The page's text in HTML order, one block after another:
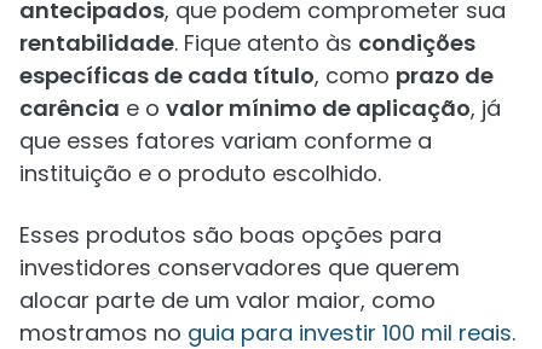
antecipados, que podem comprometer sua
rentabilidade. Fique atento às condições
específicas de cada título, como prazo de
carência e o valor mínimo de aplicação, já
que esses fatores variam conforme a
instituição e o produto escolhido.
Esses produtos são boas opções para
investidores conservadores que querem
alocar parte de um valor maior, como
mostramos no guia para investir 100 mil reais.